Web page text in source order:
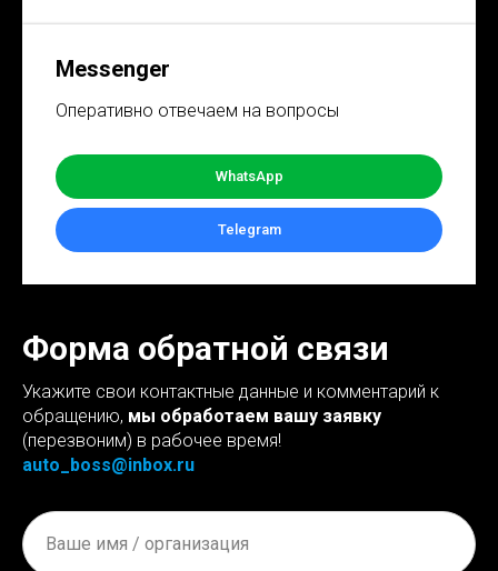
Messenger
Оперативно отвечаем на вопросы
WhatsApp
Telegram
Форма обратной связи
Укажите свои контактные данные и комментарий к
обращению, мы обработаем вашу заявку
(перезвоним) в рабочее время!
auto_boss@inbox.ru